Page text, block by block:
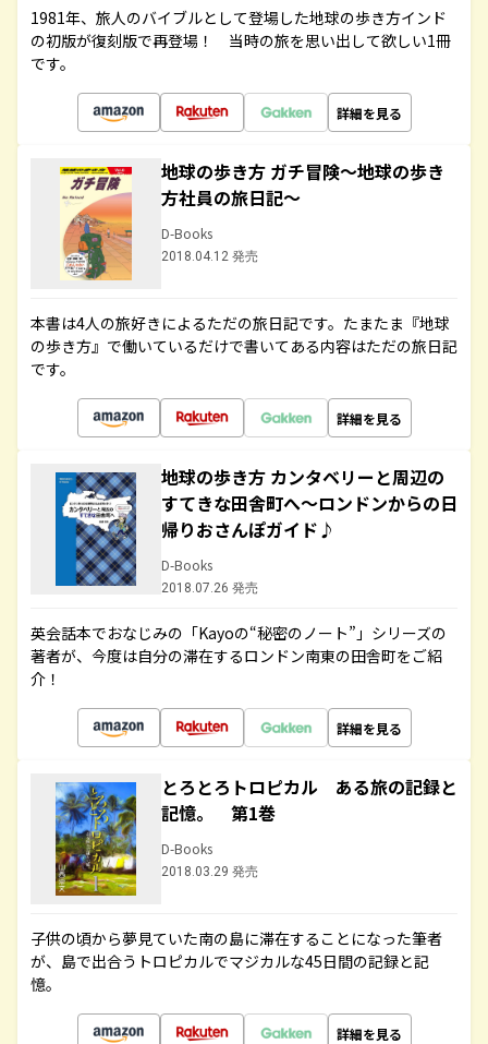
1981年、旅人のバイブルとして登場した地球の歩き方インド
の初版が復刻版で再登場！ 当時の旅を思い出して欲しい1冊
です。
詳細を見る
地球の歩き方 ガチ冒険～地球の歩き
方社員の旅日記～
D-Books
2018.04.12 発売
本書は4人の旅好きによるただの旅日記です。たまたま『地球
の歩き方』で働いているだけで書いてある内容はただの旅日記
です。
詳細を見る
地球の歩き方 カンタベリーと周辺の
すてきな田舎町へ～ロンドンからの日
帰りおさんぽガイド♪
D-Books
2018.07.26 発売
英会話本でおなじみの「Kayoの“秘密のノート”」シリーズの
著者が、今度は自分の滞在するロンドン南東の田舎町をご紹
介！
詳細を見る
とろとろトロピカル ある旅の記録と
記憶。 第1巻
D-Books
2018.03.29 発売
子供の頃から夢見ていた南の島に滞在することになった筆者
が、島で出合うトロピカルでマジカルな45日間の記録と記
憶。
詳細を見る